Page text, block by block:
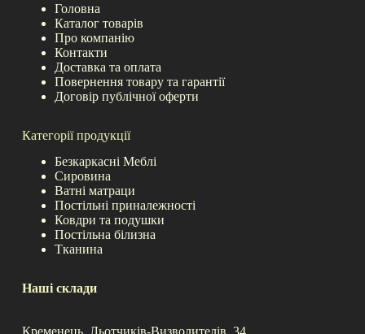
Головна
Каталог товарів
Про компанію
Контакти
Доставка та оплата
Повернення товару та гарантії
Договір публічної оферти
Категорії продукції
Безкаркасні Меблі
Сировина
Ватні матраци
Постільні приналежності
Ковдри та подушки
Постільна білизна
Тканина
Наші склади